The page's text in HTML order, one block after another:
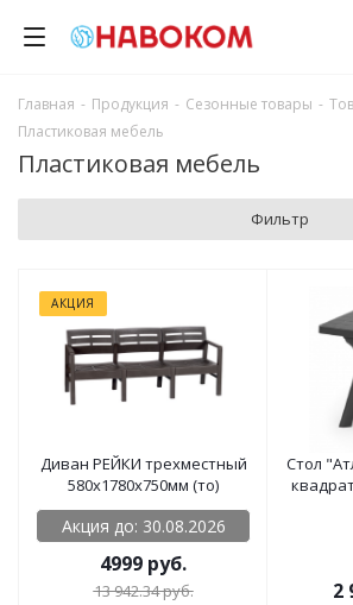
Главная - Продукция - Сезонные товары -
Пластиковая мебель
Пластиковая мебель
Фильтр
АКЦИЯ
Диван РЕЙКИ трехместный
580x1780x750мм (то)
Акция до: 30.08.2026
4999 руб.
13 942.34руб.
Стол "Атлант" (800х800х765)
2